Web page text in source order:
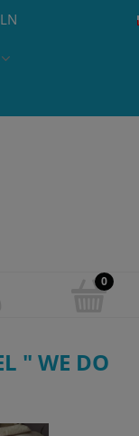
" WE DO